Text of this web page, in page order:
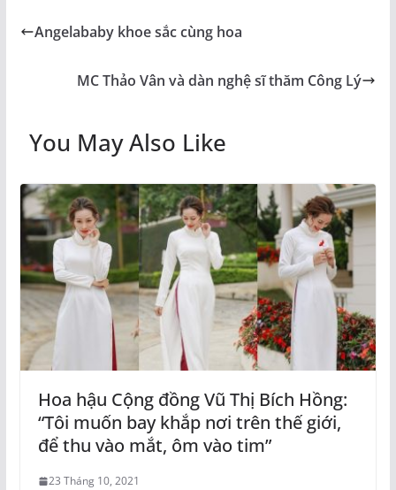
Angelababy khoe sắc cùng hoa
MC Thảo Vân và dàn nghệ sĩ thăm Công Lý
You May Also Like
Hoa hậu Cộng đồng Vũ Thị Bích Hồng:
“Tôi muốn bay khắp nơi trên thế giới,
để thu vào mắt, ôm vào tim”
23 Tháng 10, 2021